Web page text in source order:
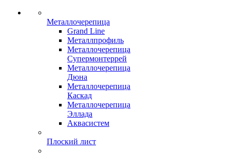
Металлочерепица
Grand Line
Металлпрофиль
Металлочерепица
Супермонтеррей
Металлочерепица
Дюна
Металлочерепица
Каскад
Металлочерепица
Эллада
Аквасистем
Плоский лист